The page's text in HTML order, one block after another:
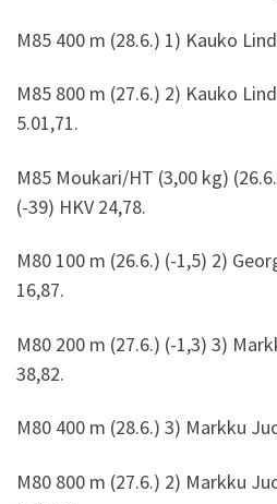
M85 400 m (28.6.) 1) Kauko
M85 800 m (27.6.) 2) Kauko
5.01,71.
M85 Moukari/HT (3,00 kg)
(-39) HKV 24,78.
M80 100 m (26.6.) (-1,5) 2)
16,87.
M80 200 m (27.6.) (-1,3) 3)
38,82.
M80 400 m (28.6.) 3) Markku
M80 800 m (27.6.) 2) Markku